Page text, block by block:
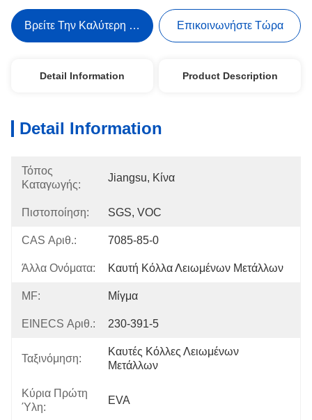
Βρείτε Την Καλύτερη Τιμή Επικοινωνήστε Τώρα
Detail Information Product Description
Detail Information
Τόπος
Καταγωγής:
Jiangsu, Κίνα
Πιστοποίηση: SGS, VOC
CAS Αριθ.: 7085-85-0
Άλλα Ονόματα: Καυτή Κόλλα Λειωμένων Μετάλλων
MF: Μίγμα
EINECS Αριθ.: 230-391-5
Ταξινόμηση:
Καυτές Κόλλες Λειωμένων
Μετάλλων
Κύρια Πρώτη
Ύλη:
EVA